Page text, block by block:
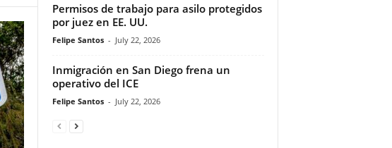
Permisos de trabajo para asilo protegidos
por juez en EE. UU.
Felipe Santos - July 22, 2026
Inmigración en San Diego frena un
operativo del ICE
Felipe Santos - July 22, 2026